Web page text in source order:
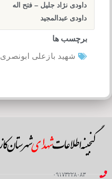
داودی نژاد جلیل – فتح اله
داودی عبدالمجید
برچسب ها
شهید بازعلی ابونصری
۰۹۱۷۳۲۲۸۰۸۳